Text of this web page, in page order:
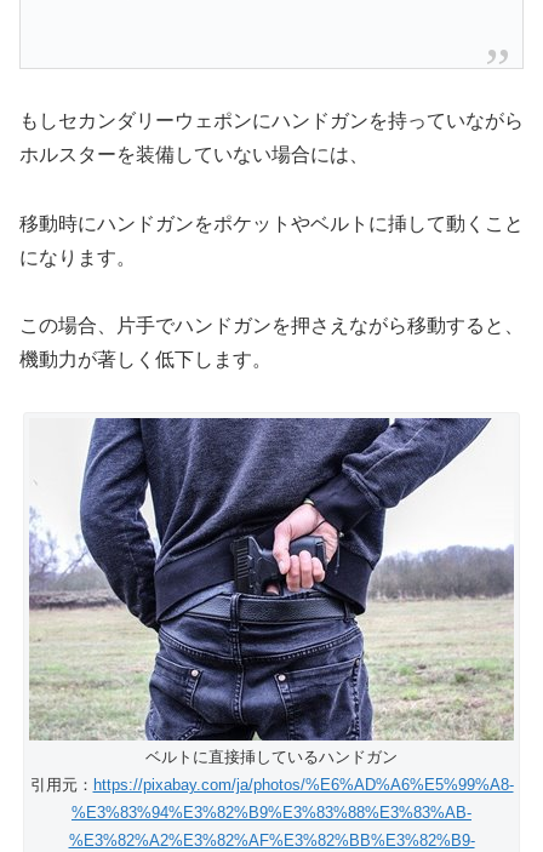
もしセカンダリーウェポンにハンドガンを持っていながら
ホルスターを装備していない場合には、
移動時にハンドガンをポケットやベルトに挿して動くこと
になります。
この場合、片手でハンドガンを押さえながら移動すると、
機動力が著しく低下します。
ベルトに直接挿しているハンドガン
引用元： https://pixabay.com/ja/photos/%E6%AD%A6%E5%99%A8-
%E3%83%94%E3%82%B9%E3%83%88%E3%83%AB-
%E3%82%A2%E3%82%AF%E3%82%BB%E3%82%B9-